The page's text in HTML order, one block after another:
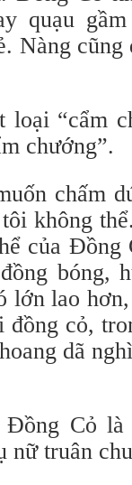
quạu
Nàng
“cẩm
chướng”.
chấm
không
của
bóng,
lớn lao
đồng cỏ,
dã
Cỏ
nữ truân